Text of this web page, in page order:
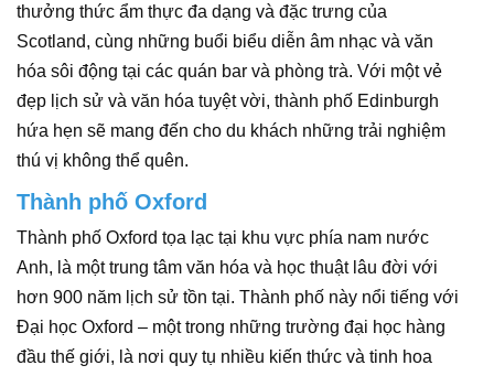
thưởng thức ẩm thực đa dạng và đặc trưng của
Scotland, cùng những buổi biểu diễn âm nhạc và văn
hóa sôi động tại các quán bar và phòng trà. Với một vẻ
đẹp lịch sử và văn hóa tuyệt vời, thành phố Edinburgh
hứa hẹn sẽ mang đến cho du khách những trải nghiệm
thú vị không thể quên.
Thành phố Oxford
Thành phố Oxford tọa lạc tại khu vực phía nam nước
Anh, là một trung tâm văn hóa và học thuật lâu đời với
hơn 900 năm lịch sử tồn tại. Thành phố này nổi tiếng với
Đại học Oxford – một trong những trường đại học hàng
đầu thế giới, là nơi quy tụ nhiều kiến thức và tinh hoa